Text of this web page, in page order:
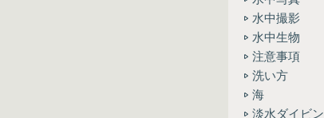
水中撮影
水中生物
注意事項
洗い方
海
淡水ダイビ